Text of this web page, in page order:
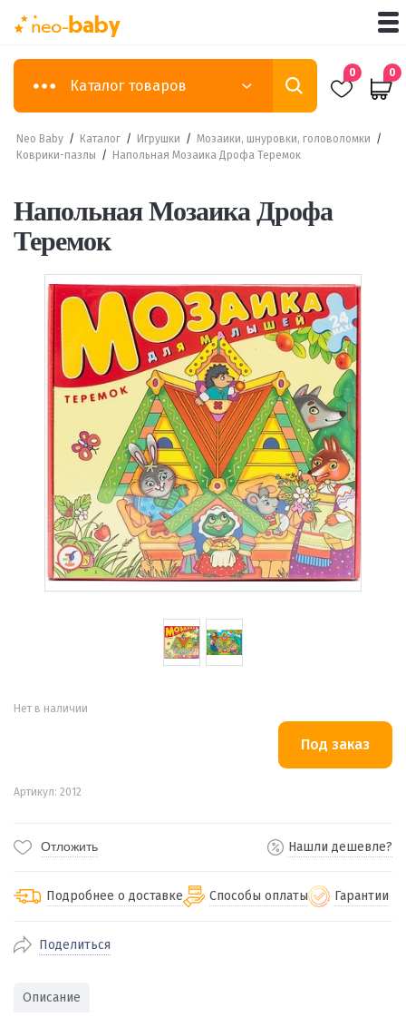
Каталог товаров
0 0
Neo Baby / Каталог / Игрушки / Мозаики, шнуровки, головоломки /
Коврики-пазлы / Напольная Мозаика Дрофа Теремок
Напольная Мозаика Дрофа
Теремок
Нет в наличии
Артикул: 2012
Отложить Нашли дешевле?
Подробнее о доставке
По Екатеринбургу бесплатная
Способы оплаты Гарантии
Поделиться
Описание